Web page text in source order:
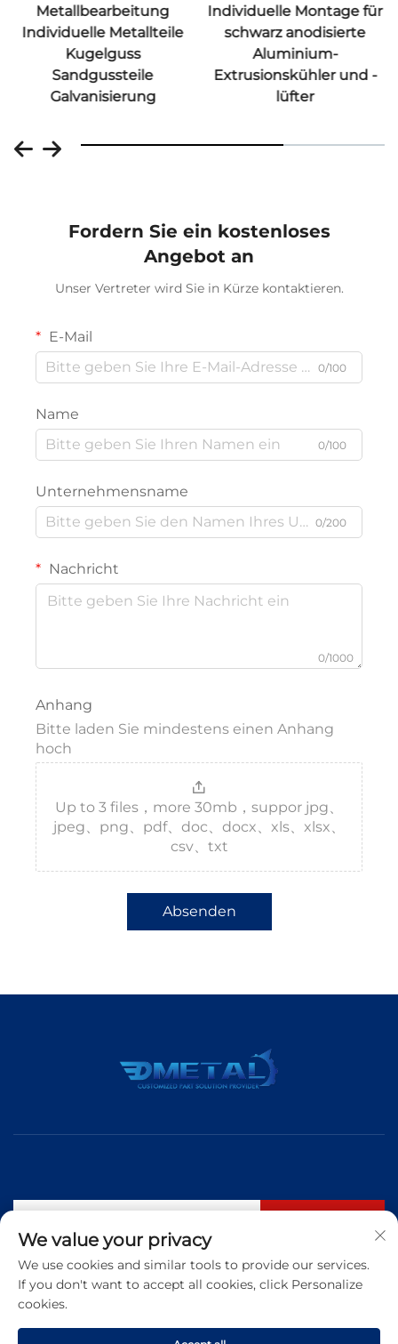
Metallbearbeitung
Individuelle Metallteile
Kugelguss
Sandgussteile
Galvanisierung
Individuelle Montage für
schwarz anodisierte
Aluminium-
Extrusionskühler und -
lüfter
Fordern Sie ein kostenloses
Angebot an
Unser Vertreter wird Sie in Kürze kontaktieren.
E-Mail
0/100
Name
0/100
Unternehmensname
0/200
Nachricht
0/1000
Anhang
Bitte laden Sie mindestens einen Anhang
hoch
Up to 3 files，more 30mb，suppor jpg、
jpeg、png、pdf、doc、docx、xls、xlsx、
csv、txt
Absenden
Tel.:+86 183 5421 3960
We value your privacy
We use cookies and similar tools to provide our services.
If you don't want to accept all cookies, click Personalize
cookies.